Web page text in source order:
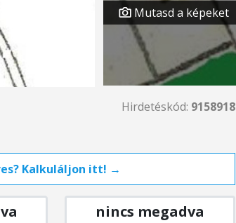
Mutasd a képeket
Hirdetéskód: 9158918
Kalkuláljon itt! →
nincs megadva